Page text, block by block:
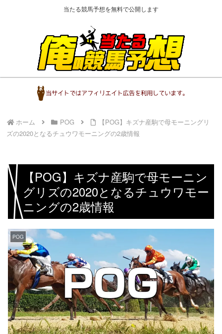
当たる競馬予想を無料で公開します
ホーム POG
【POG】キズナ産駒で母モーニングリ
ズの2020となるチュウワモーニングの2歳情報
【POG】キズナ産駒で母モーニン
グリズの2020となるチュウワモー
ニングの2歳情報
POG